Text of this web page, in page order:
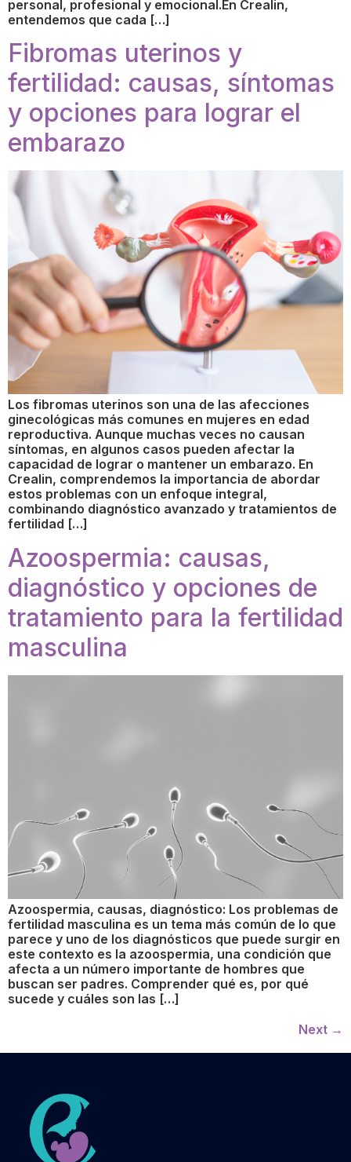
personal, profesional y emocional.En Crealin,
entendemos que cada […]
Fibromas uterinos y
fertilidad: causas, síntomas
y opciones para lograr el
embarazo
Los fibromas uterinos son una de las afecciones
ginecológicas más comunes en mujeres en edad
reproductiva. Aunque muchas veces no causan
síntomas, en algunos casos pueden afectar la
capacidad de lograr o mantener un embarazo. En
Crealin, comprendemos la importancia de abordar
estos problemas con un enfoque integral,
combinando diagnóstico avanzado y tratamientos de
fertilidad […]
Azoospermia: causas,
diagnóstico y opciones de
tratamiento para la fertilidad
masculina
Azoospermia, causas, diagnóstico: Los problemas de
fertilidad masculina es un tema más común de lo que
parece y uno de los diagnósticos que puede surgir en
este contexto es la azoospermia, una condición que
afecta a un número importante de hombres que
buscan ser padres. Comprender qué es, por qué
sucede y cuáles son las […]
Next →